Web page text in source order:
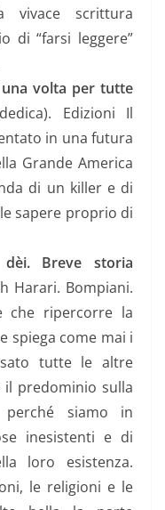
vivace scrittura
di “farsi leggere”
una volta per tutte
Edizioni Il
in una futura
Grande America
di un killer e di
sapere proprio di
Breve storia
Harari. Bompiani.
che ripercorre la
spiega come mai i
tutte le altre
il predominio sulla
perché siamo in
inesistenti e di
loro esistenza.
le religioni e le